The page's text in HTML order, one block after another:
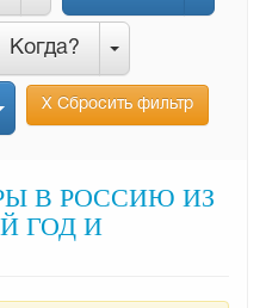
Когда?
Х Сбросить фильтр
В РОССИЮ ИЗ
ГОД И